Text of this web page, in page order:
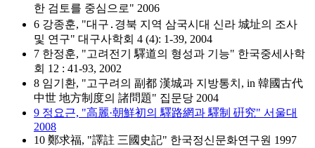
한 검토를 중심으로" 2006
6 강종훈, "대구․경북 지역 삼국시대 신라 城址의 조사
및 연구" 대구사학회 4 (4): 1-39, 2004
7 한정훈, "고려전기 驛道의 형성과 기능" 한국중세사학
회 12 : 41-93, 2002
8 임기환, "고구려의 副都 漢城과 지방통치, in 韓國古代
中世 地方制度의 諸問題" 집문당 2004
9 정요근, "高麗·朝鮮初의 驛路網과 驛制 硏究" 서울대
2008
10 鄭求福, "譯註 三國史記" 한국정신문화연구원 1997